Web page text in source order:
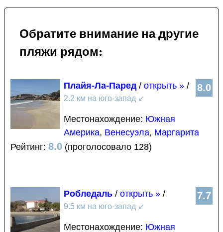
Обратите внимание на другие
пляжи рядом:
8.0
Плайя-Ла-Паред/ открыть » /
2.2 км на юго-запад ↙
Местонахождение: Южная
Америка, Венесуэла, Маргарита
Рейтинг: 8.0 (проголосовало 128)
7.7
Робледаль / открыть » /
9.5 км на юго-запад ↙
Местонахождение: Южная